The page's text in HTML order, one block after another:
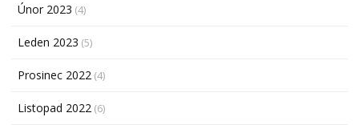
Únor 2023 (4)
Leden 2023 (5)
Prosinec 2022 (4)
Listopad 2022 (6)